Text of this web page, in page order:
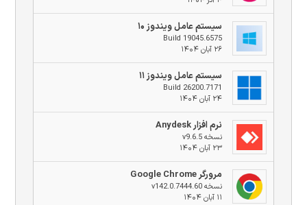
سیستم عامل ویندوز ۱۰
Build 19045.6575
۲۶ آبان ۱۴۰۴
سیستم عامل ویندوز ۱۱
Build 26200.7171
۲۴ آبان ۱۴۰۴
نرم افزار Anydesk
نسخه v9.6.5
۲۳ آبان ۱۴۰۴
مرورگر Google Chrome
نسخه v142.0.7444.60
۱۱ آبان ۱۴۰۴